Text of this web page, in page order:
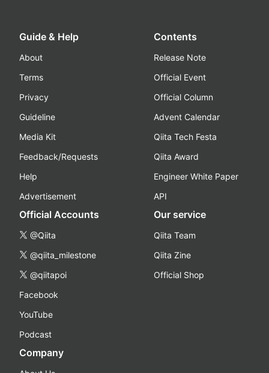
Guide & Help
About
Terms
Privacy
Guideline
Media Kit
Feedback/Requests
Help
Advertisement
Contents
Release Note
Official Event
Official Column
Advent Calendar
Qiita Tech Festa
Qiita Award
Engineer White Paper
API
Official Accounts
@Qiita
@qiita_milestone
@qiitapoi
Facebook
YouTube
Podcast
Our service
Qiita Team
Qiita Zine
Official Shop
Company